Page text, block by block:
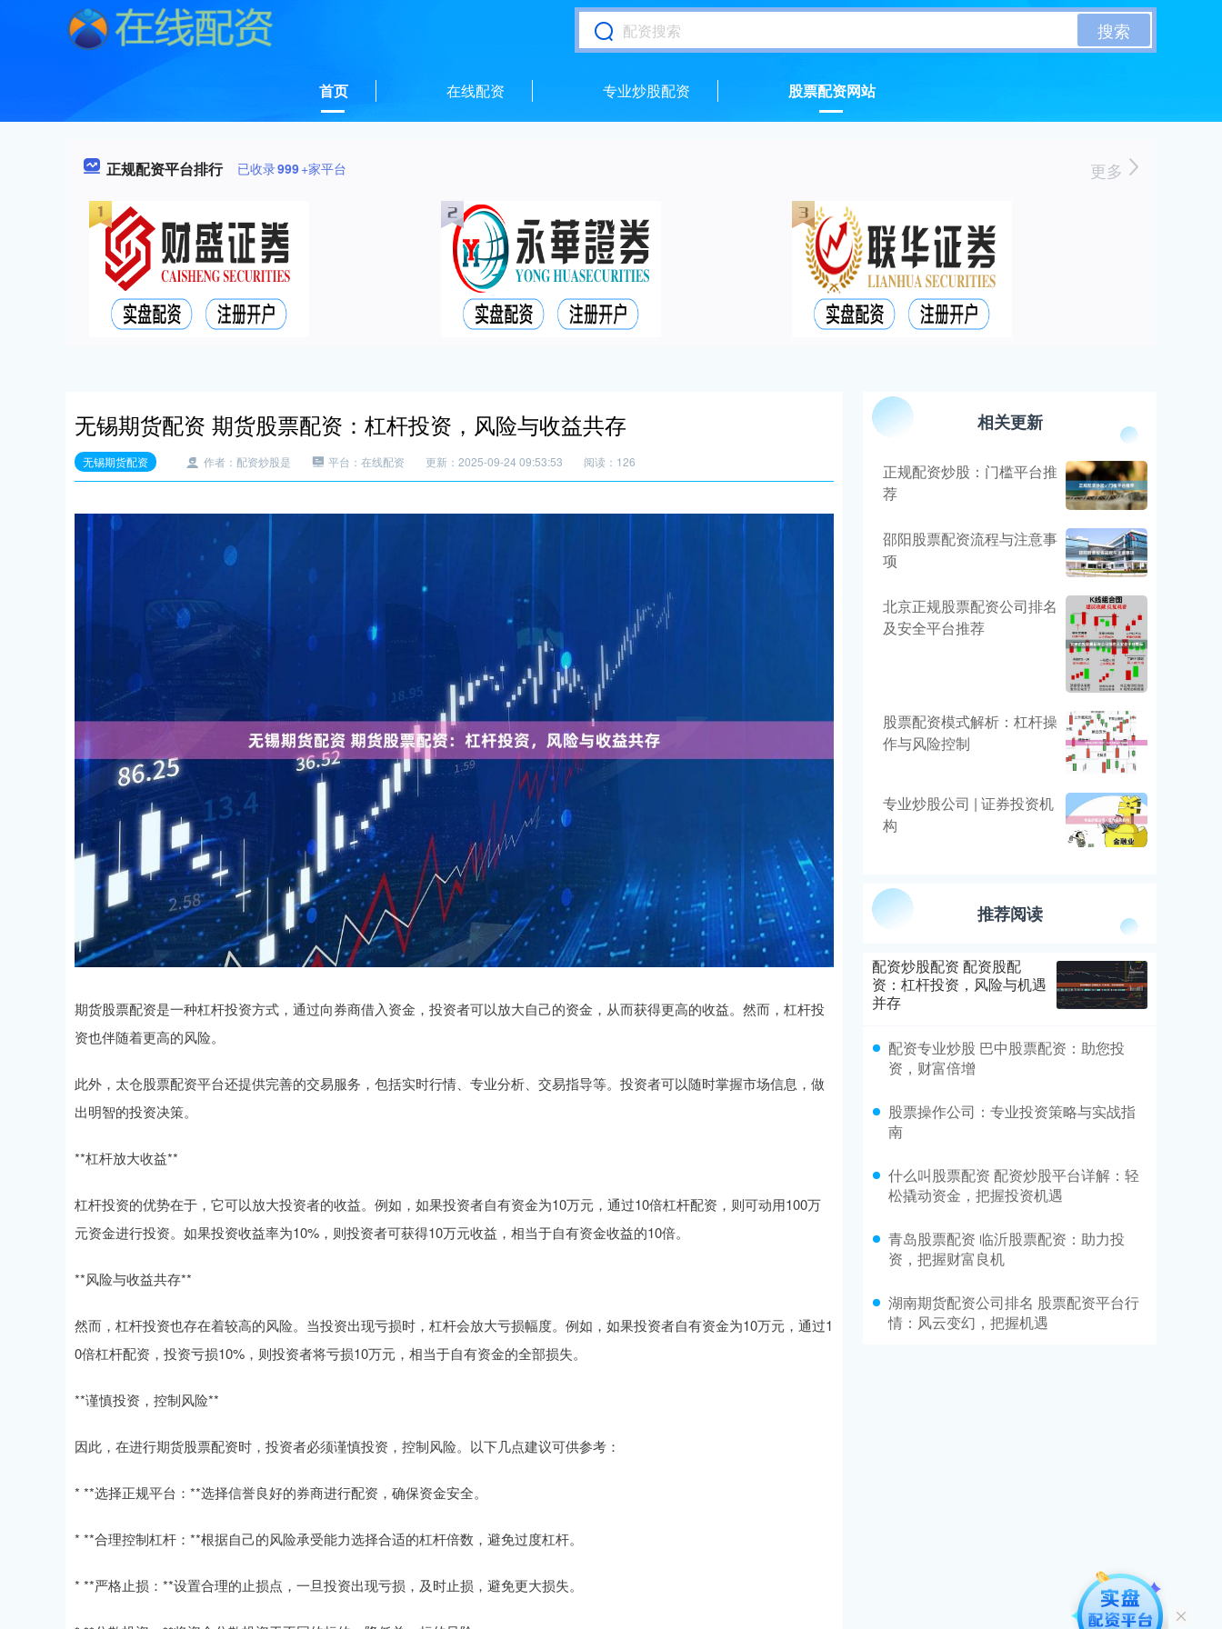
搜索
首页 在线配资 专业炒股配资 股票配资网站
正规配资平台排行 已收录999+家平台 更多
无锡期货配资 期货股票配资：杠杆投资，风险与收益共存
无锡期货配资 作者：配资炒股是 平台：在线配资 更新：2025-09-24 09:53:53 阅读：126
期货股票配资是一种杠杆投资方式，通过向券商借入资金，投资者可以放大自己的资金，从而获得更高的收益。然而，杠杆投
资也伴随着更高的风险。
此外，太仓股票配资平台还提供完善的交易服务，包括实时行情、专业分析、交易指导等。投资者可以随时掌握市场信息，做
出明智的投资决策。
**杠杆放大收益**
杠杆投资的优势在于，它可以放大投资者的收益。例如，如果投资者自有资金为10万元，通过10倍杠杆配资，则可动用100万
元资金进行投资。如果投资收益率为10%，则投资者可获得10万元收益，相当于自有资金收益的10倍。
**风险与收益共存**
然而，杠杆投资也存在着较高的风险。当投资出现亏损时，杠杆会放大亏损幅度。例如，如果投资者自有资金为10万元，通过1
0倍杠杆配资，投资亏损10%，则投资者将亏损10万元，相当于自有资金的全部损失。
**谨慎投资，控制风险**
因此，在进行期货股票配资时，投资者必须谨慎投资，控制风险。以下几点建议可供参考：
* **选择正规平台：**选择信誉良好的券商进行配资，确保资金安全。
* **合理控制杠杆：**根据自己的风险承受能力选择合适的杠杆倍数，避免过度杠杆。
* **严格止损：**设置合理的止损点，一旦投资出现亏损，及时止损，避免更大损失。
相关更新
正规配资炒股：门槛平台推
荐
邵阳股票配资流程与注意事
项
北京正规股票配资公司排名
及安全平台推荐
股票配资模式解析：杠杆操
作与风险控制
专业炒股公司 | 证券投资机
构
推荐阅读
配资炒股配资 配资股配
资：杠杆投资，风险与机遇
并存
配资专业炒股 巴中股票配资：助您投
资，财富倍增
股票操作公司：专业投资策略与实战指
南
什么叫股票配资 配资炒股平台详解：轻
松撬动资金，把握投资机遇
青岛股票配资 临沂股票配资：助力投
资，把握财富良机
湖南期货配资公司排名 股票配资平台行
情：风云变幻，把握机遇